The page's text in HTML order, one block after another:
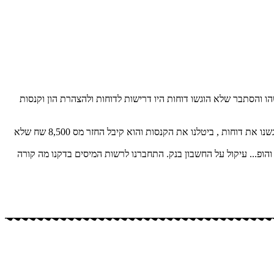
שלא הוגשו דוחות היו דרישות לדוחות ולהצהרת הון וקנסות
לקוח שהגיע עם קנסות ועיקולים על אי הגשת דוחות לא היה לו מושג עבור אלו שנים עליו להגיש בתוך שעה התחברנו לרשות המיסים הבנו מה הבעיה הגשנו את דוחות , ביטלנו את הקנסות והוא קיבל החזר מס 8,500 שח שלא
ומתי והופ... עיקול על החשבון בנק. התחברנו לרשות המיסים בדקנו מה קורה